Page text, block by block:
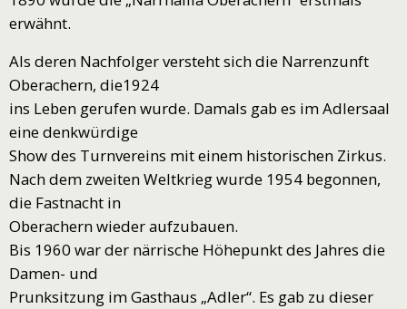
erwähnt.
Als deren Nachfolger versteht sich die Narrenzunft
Oberachern, die1924
ins Leben gerufen wurde. Damals gab es im Adlersaal
eine denkwürdige
Show des Turnvereins mit einem historischen Zirkus.
Nach dem zweiten Weltkrieg wurde 1954 begonnen,
die Fastnacht in
Oberachern wieder aufzubauen.
Bis 1960 war der närrische Höhepunkt des Jahres die
Damen- und
Prunksitzung im Gasthaus „Adler“. Es gab zu dieser